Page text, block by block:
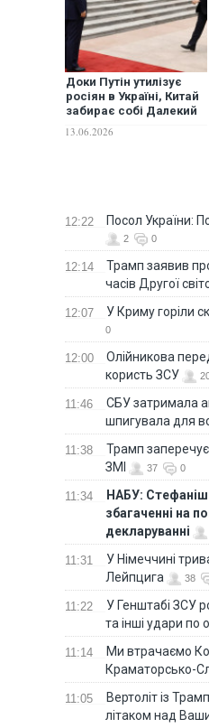
Доки Путін утилізує
росіян в Україні, Китай
забирає собі Далекий
13.06.2026
12:22 Посол України:
2 0
12:14
Трамп заявив
часів Другої
12:07 У Криму горіли
0
12:00
Олійникова
користь ЗСУ
11:46
СБУ затримала
шпигувала для
11:38
Трамп
ЗМІ
37 0
11:34
НАБУ:
збагаченні на
декларуванні
11:31
У Німеччині
Лейпцига
38
11:22
У Генштабі ЗСУ
та інші удари по
11:14
Ми втрачаємо
Краматорсько-
11:05
Вертоліт із
літаком над